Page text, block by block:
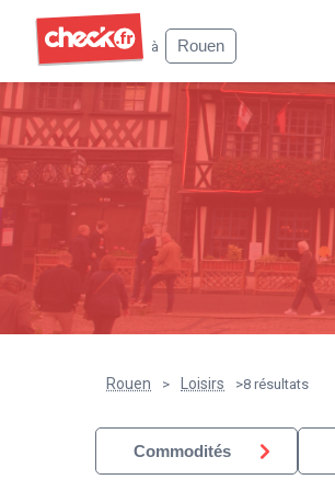
à
Rouen
Rouen > Loisirs >8 résultats
Commodités